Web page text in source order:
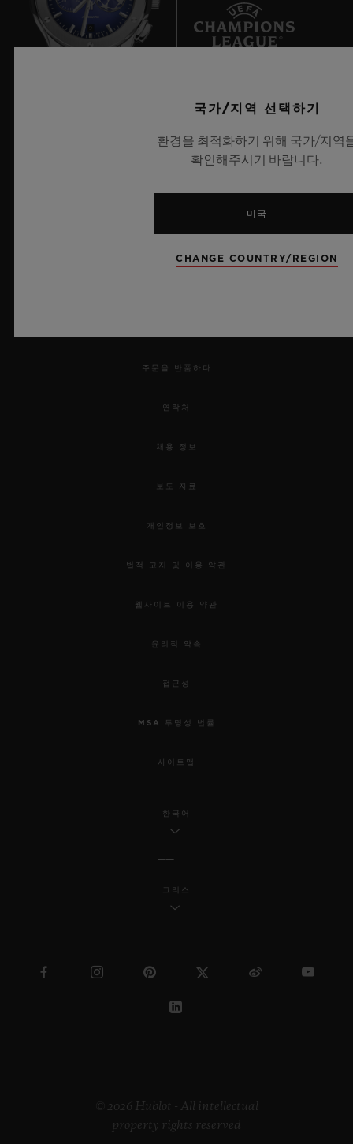
UEFA 챔피언스 리그 공식 타임키퍼
주문을 반품하다
연락처
채용 정보
보도 자료
개인정보 보호
법적 고지 및 이용 약관
웹사이트 이용 약관
윤리적 약속
접근성
MSA 투명성 법률
사이트맵
한국어
그리스
© 2026 Hublot - All intellectual
property rights reserved
국가/지역 선택하기
환경을 최적화하기 위해 국가/지역
확인해주시기 바랍니다.
미국
CHANGE COUNTRY/REGION